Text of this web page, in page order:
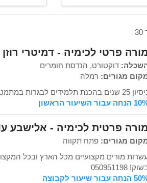
מורה פרטי לכימיה - דמיטרי רוזן
דוקטורט, הנדסת חומרים
מגורים: רמלה
שנים בהכנת תלמידים לבגרות במתמטיקה, פיזיקה, כימיה
עבור השיעור הראשון
מורה פרטית לכימיה - אלישבע
מגורים: פתח תקווה
מורים מקצועיים מכל הארץ ובכל
050951198
עבור שיעור לקבוצה